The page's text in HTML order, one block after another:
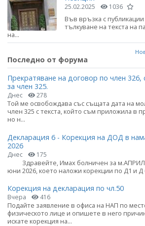
25.02.2025 1036
Във връзка с
тълкуване на текста на
на...
Последно от форума
Прекратяване на договор по член
за член 325.
Днес 278
Той ме освобождава със същата дата на
член 325 с текста, който съм приложила в
но н...
Декларация 6 - Корекция на ДОД в
2026
Днес 175
Здравейте, Имах болничен за м.АПРИЛ
юни 2026, което наложи корекции по Д1 и Д
Корекция на декларация по чл.50
Вчера 416
Подайте заявление в офиса на НАП по
физическото лице и опишете в него
искате корекция на...